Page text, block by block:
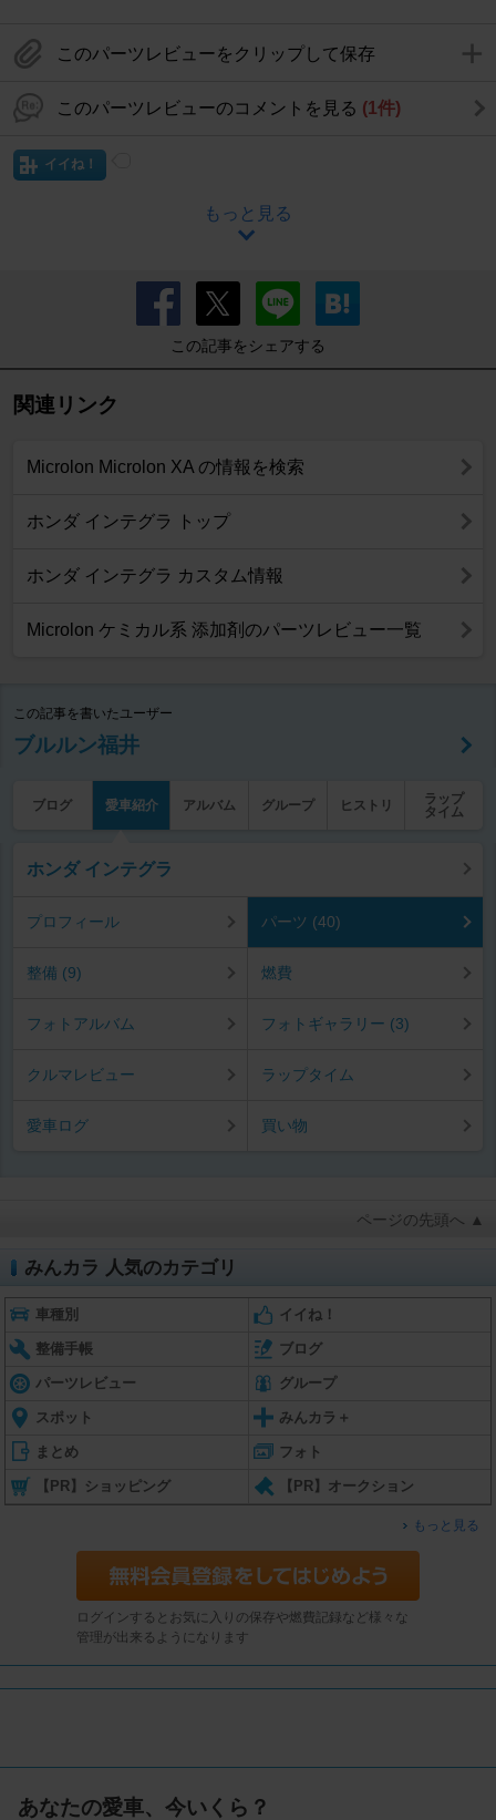
このパーツレビューをクリップして保存
このパーツレビューのコメントを見る (1件)
イイね！
もっと見る
この記事をシェアする
関連リンク
Microlon Microlon XA の情報を検索
ホンダ インテグラ トップ
ホンダ インテグラ カスタム情報
Microlon ケミカル系 添加剤のパーツレビュー一覧
この記事を書いたユーザー
ブルルン福井
ブログ 愛車紹介 アルバム グループ ヒストリ
ラップ
タイム
ホンダ インテグラ
プロフィール パーツ (40)
整備 (9) 燃費
フォトアルバム フォトギャラリー (3)
クルマレビュー ラップタイム
愛車ログ 買い物
ページの先頭へ ▲
みんカラ 人気のカテゴリ
車種別 イイね！
整備手帳 ブログ
パーツレビュー グループ
スポット みんカラ＋
まとめ フォト
【PR】ショッピング 【PR】オークション
もっと見る
ログインするとお気に入りの保存や燃費記録など様々な
管理が出来るようになります
あなたの愛車、今いくら？